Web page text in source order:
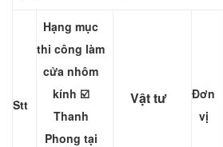
Stt
Hạng mục
thi công làm
cửa nhôm
kính ☑️
Thanh
Phong tại
Vật tư
Đơn
vị